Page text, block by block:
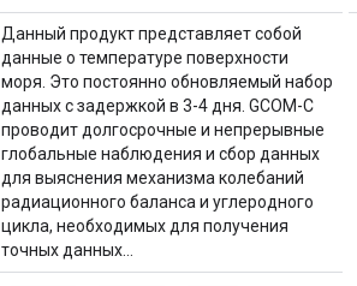
Данный продукт представляет собой
данные о температуре поверхности
моря. Это постоянно обновляемый набор
данных с задержкой в ​​3-4 дня. GCOM-C
проводит долгосрочные и непрерывные
глобальные наблюдения и сбор данных
для выяснения механизма колебаний
радиационного баланса и углеродного
цикла, необходимых для получения
точных данных…